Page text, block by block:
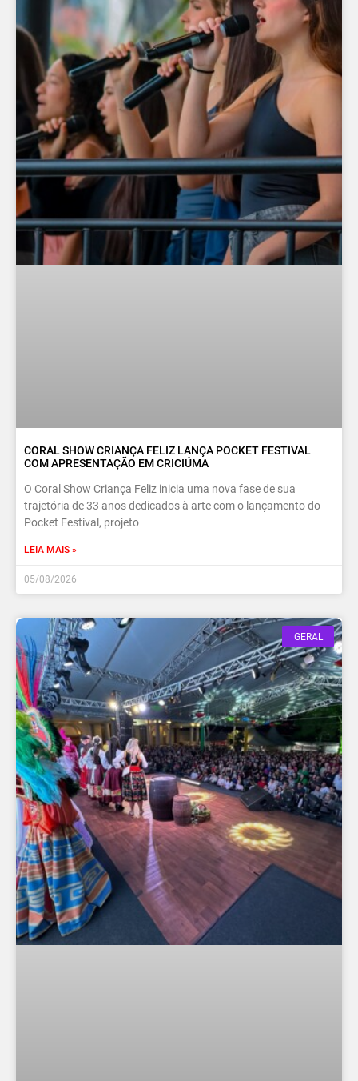
CORAL SHOW CRIANÇA FELIZ LANÇA POCKET FESTIVAL
COM APRESENTAÇÃO EM CRICIÚMA
O Coral Show Criança Feliz inicia uma nova fase de sua
trajetória de 33 anos dedicados à arte com o lançamento do
Pocket Festival, projeto
LEIA MAIS »
05/08/2026
GERAL